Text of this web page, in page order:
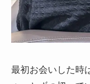
最初お会いした時